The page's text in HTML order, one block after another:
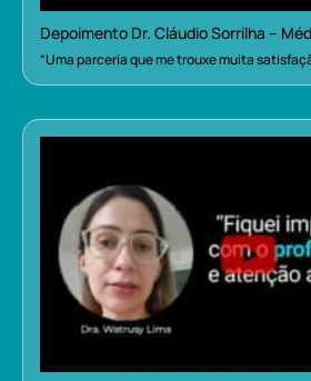
Depoimento Dr. Cláudio Sorrilha –
“Uma parceria que me trouxe muita